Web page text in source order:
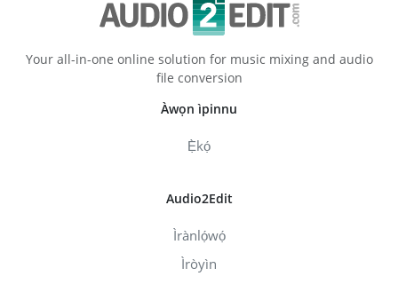
Your all-in-one online solution for music mixing and audio
file conversion
Àwọn ìpinnu
Ẹ̀kọ́
Audio2Edit
Ìrànlọ́wọ́
Ìròyìn